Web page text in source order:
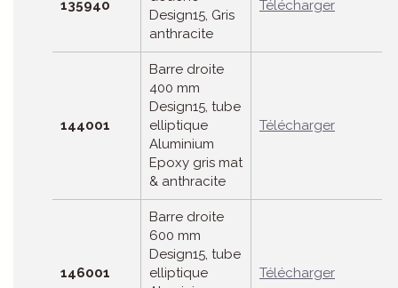
135940
Design15, Gris
anthracite
Télécharger
144001
Barre droite
400 mm
Design15, tube
elliptique
Aluminium
Epoxy gris mat
& anthracite
Télécharger
146001
Barre droite
600 mm
Design15, tube
elliptique
Télécharger